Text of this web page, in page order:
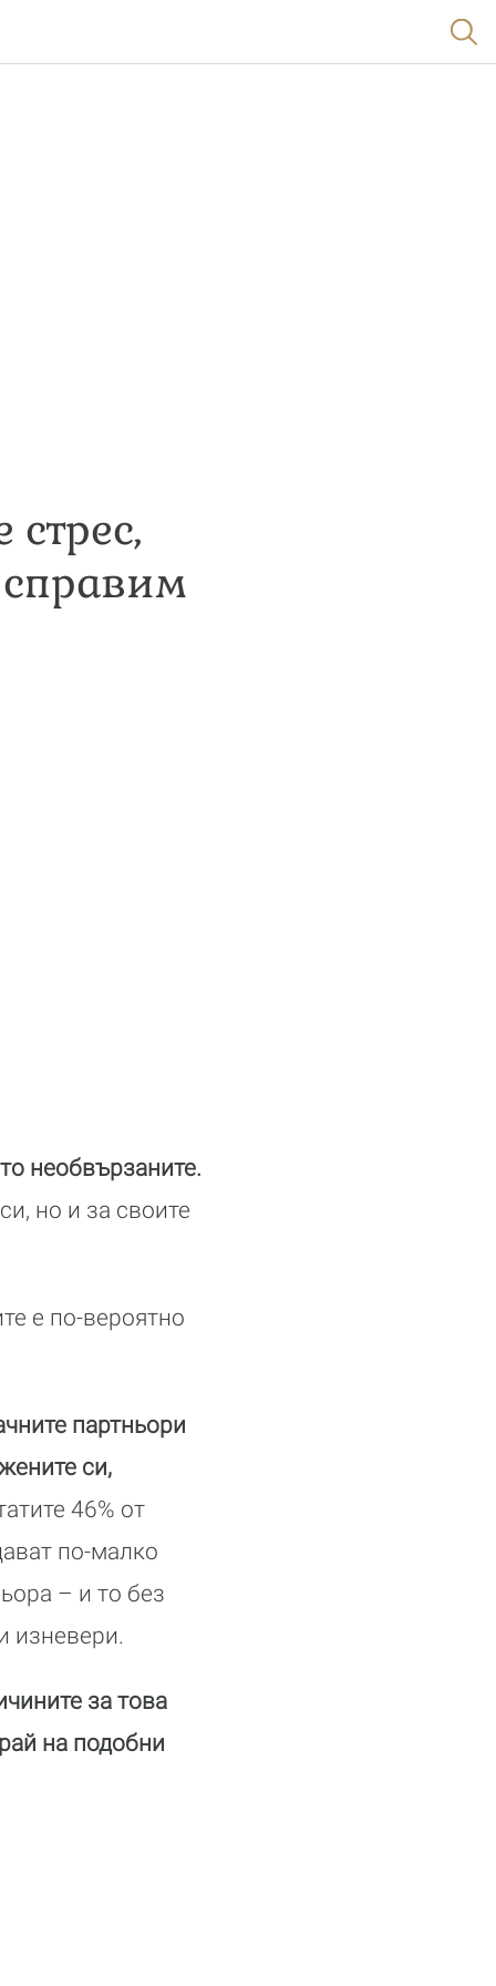
справим
необвързаните.
но и за своите
е по-вероятно
партньори
си,
46% от
по-малко
– и то без
изневери.
за това
на подобни